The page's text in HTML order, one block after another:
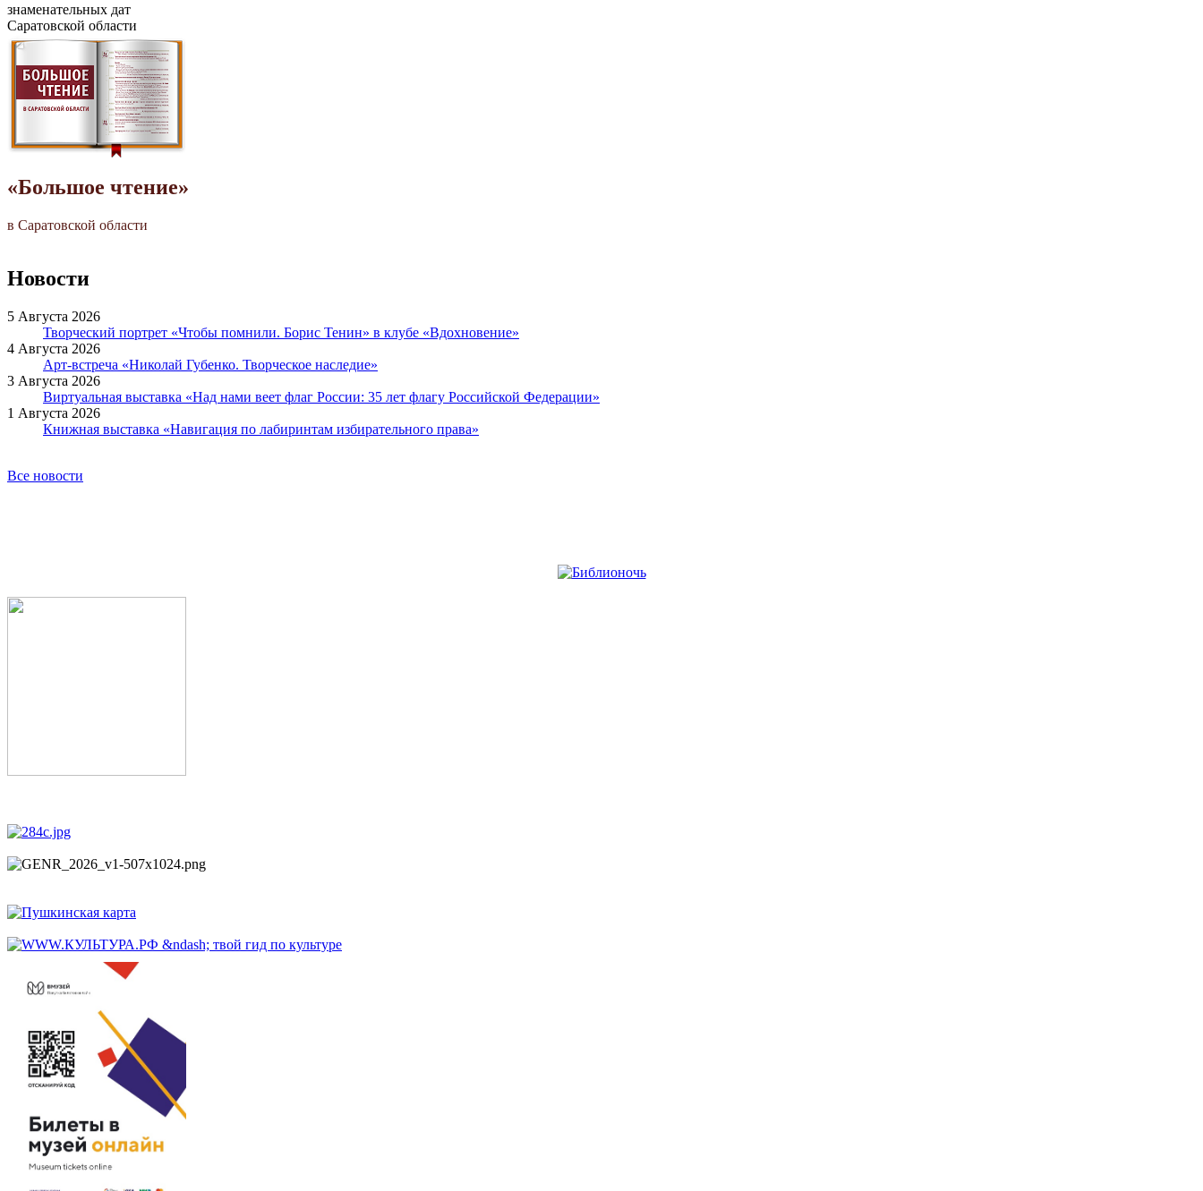
знаменательных дат
Саратовской области
«Большое чтение»
в Саратовской области
Новости
5 Августа 2026
Творческий портрет «Чтобы помнили. Борис Тенин» в клубе «Вдохновение»
4 Августа 2026
Арт-встреча «Николай Губенко. Творческое наследие»
3 Августа 2026
Виртуальная выставка «Над нами веет флаг России: 35 лет флагу Российской Федерации»
1 Августа 2026
Книжная выставка «Навигация по лабиринтам избирательного права»
Все новости